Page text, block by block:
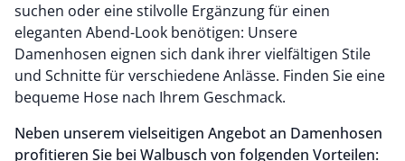
suchen oder eine stilvolle Ergänzung für einen
eleganten Abend-Look benötigen: Unsere
Damenhosen eignen sich dank ihrer vielfältigen Stile
und Schnitte für verschiedene Anlässe. Finden Sie eine
bequeme Hose nach Ihrem Geschmack.
Neben unserem vielseitigen Angebot an Damenhosen
profitieren Sie bei Walbusch von folgenden Vorteilen: